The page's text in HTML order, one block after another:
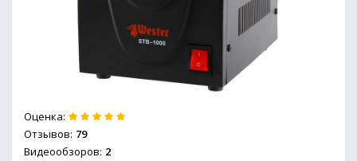
Оценка:
Отзывов: 79
Видеообзоров: 2